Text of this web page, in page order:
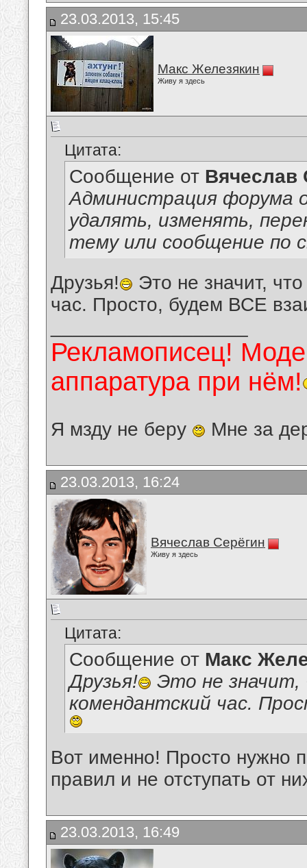
23.03.2013, 15:45
Макс Железякин
Живу я здесь
Цитата:
Сообщение от Вячеслав
Администрация форума
удалять, изменять,
тему или сообщение по
Друзья!
Это не значит,
час. Просто, будем ВСЕ
Рекламописец!
аппаратура при нём!
Я мзду не беру Мне за
23.03.2013, 16:24
Вячеслав Серёгин
Живу я здесь
Цитата:
Сообщение от Макс
Друзья!
Это не значит,
комендантский час.
Вот именно! Просто нужно
правил и не отступать от
23.03.2013, 16:49